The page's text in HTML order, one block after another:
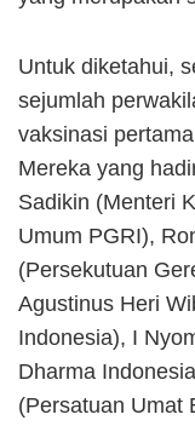
Untuk diketahui,
sejumlah
vaksinasi
Mereka yang
Sadikin (Menteri
Umum PGRI),
(Persekutuan
Agustinus Heri
Indonesia), I
Dharma
(Persatuan Umat